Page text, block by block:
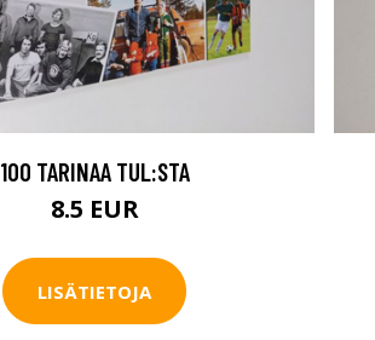
100 TARINAA TUL:STA
8.5 EUR
LISÄTIETOJA